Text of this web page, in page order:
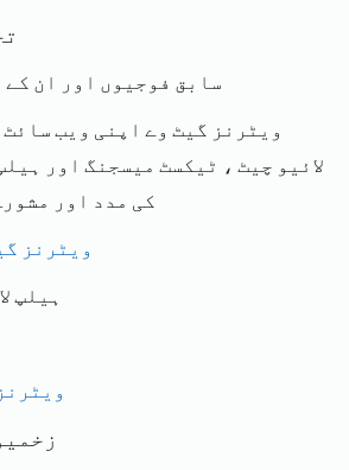
سابق فوجیوں اور ان کے
لائیو چیٹ ، ٹیکسٹ میسجنگ اور
کی مدد اور
ویٹرنز
ہیلپ لائن: